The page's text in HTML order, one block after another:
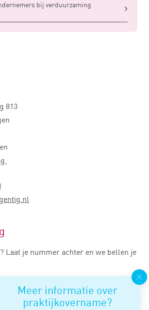
bij verduurzaming
Meer informatie over
praktijkovername?
813
Laat je nummer achter en we bellen je